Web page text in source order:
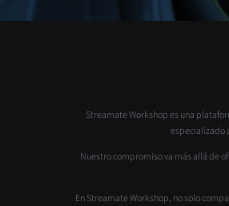
Streamate Workshop es una
especializado
Nuestro compromiso va más allá de
En Streamate Workshop, no solo